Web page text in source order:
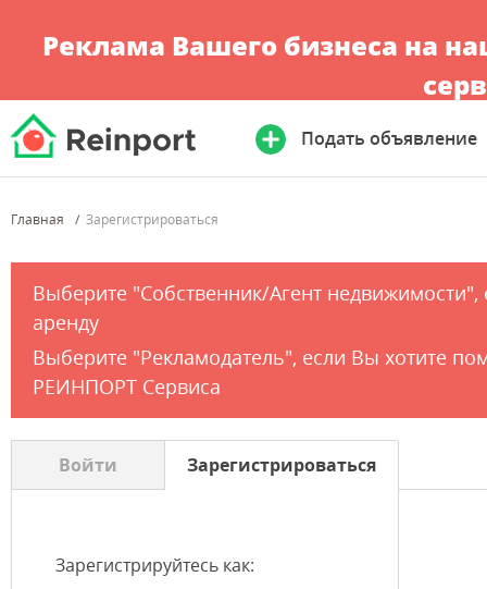
Реклама Вашего бизнеса на
Подать объявление
Главная Зарегистрироваться
Выберите "Собственник/Агент
аренду
Выберите "Рекламодатель", если Вы хотите
РЕИНПОРТ Сервиса
Войти Зарегистрироваться
Зарегистрируйтесь как: